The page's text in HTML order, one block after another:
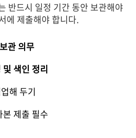
반드시 일정 기간 동안 보관해야
에 제출해야 합니다.
관 의무
색인 정리
해 두기
제출 필수